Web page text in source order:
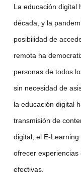
La educación digital
década, y la
posibilidad de
remota ha
personas de todos
sin necesidad de
la educación digital
transmisión de
digital, el E-Learning
ofrecer
efectivas.